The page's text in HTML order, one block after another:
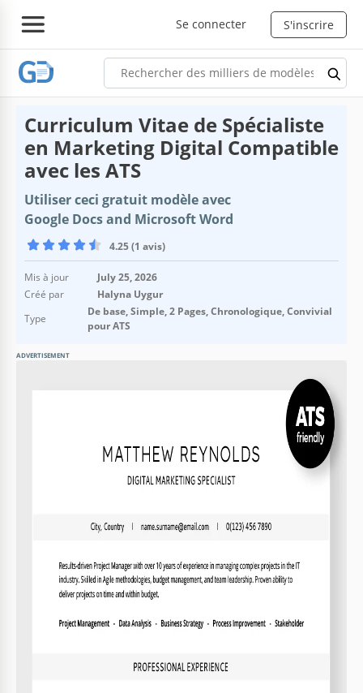
Se connecter S'inscrire
Curriculum Vitae de Spécialiste
en Marketing Digital Compatible
avec les ATS
Utiliser ceci gratuit modèle avec
Google Docs and Microsoft Word
4.25 (1 avis)
Mis à jour
July 25, 2026
Créé par
Halyna Uygur
Type
De base, Simple, 2 Pages, Chronologique, Convivial
pour ATS
ADVERTISEMENT